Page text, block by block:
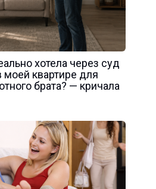
хотела через суд
квартире для
брата? — кричала